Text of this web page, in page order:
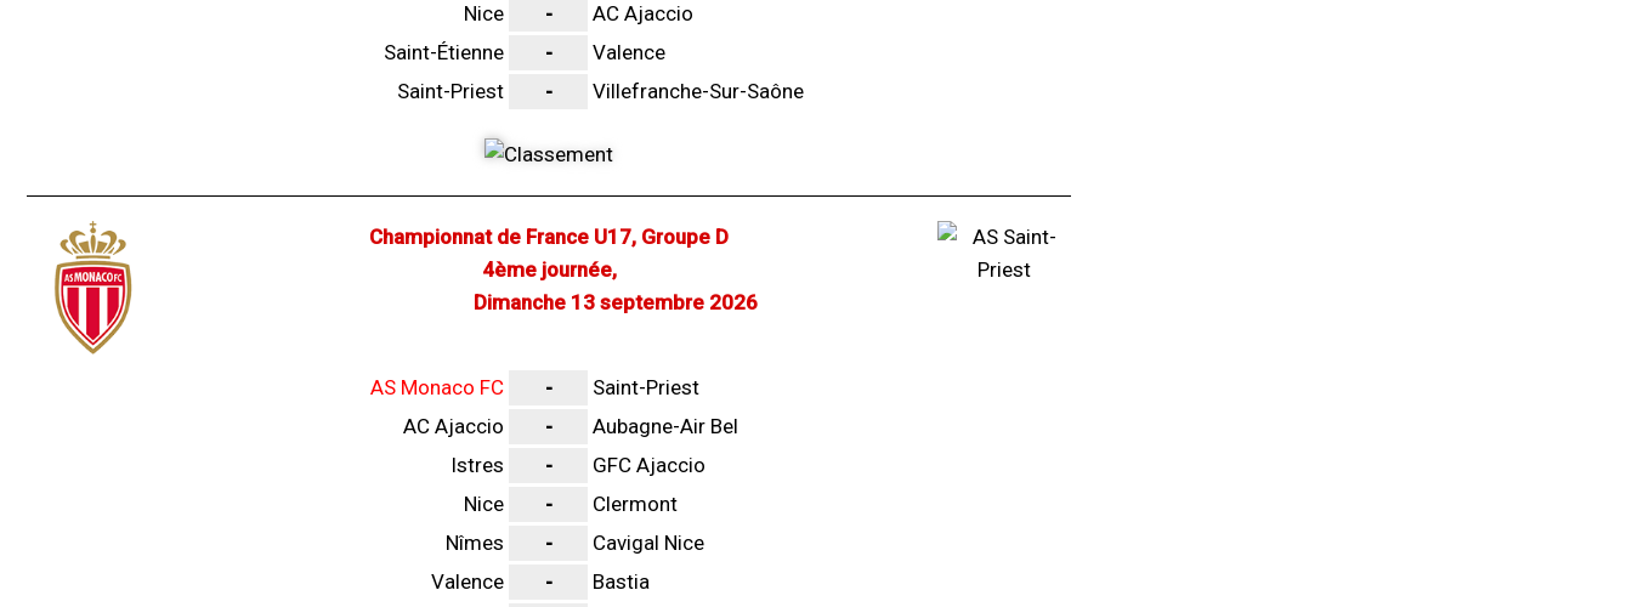
Nice
-
AC Ajaccio
Saint-Étienne
-
Valence
Saint-Priest
- Villefranche-Sur-Saône
Championnat de France U17, Groupe D
4ème journée,
Dimanche 13 septembre 2026
AS Monaco FC -
Saint-Priest
AC Ajaccio
-
Aubagne-Air Bel
Istres
-
GFC Ajaccio
Nice
-
Clermont
Nîmes
-
Cavigal Nice
Valence
-
Bastia